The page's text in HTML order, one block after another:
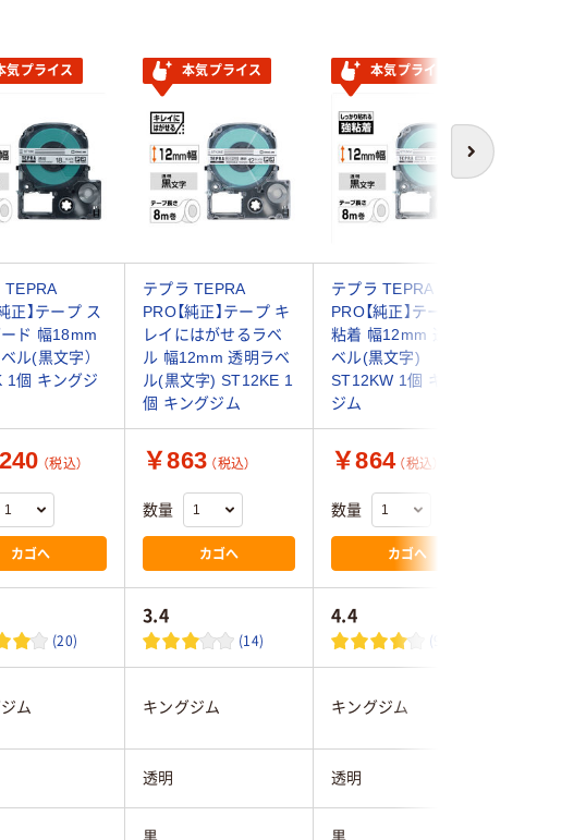
次へ
気プライス 本気プライス 本気プライス
TEPRA
正】テープ ス
ド 幅18mm
ル(黒文字）
1個 キングジ
テプラ TEPRA
PRO【純正】テープ キ
レイにはがせるラベ
ル 幅12mm 透明ラベ
ル(黒文字) ST12KE 1
個 キングジム
テプラ TEPRA
PRO【純正】テープ 強
粘着 幅12mm 透明ラ
ベル(黒文字)
ST12KW 1個 キング
ジム
（税込）
カゴへ
￥863 （税込）
数量
カゴへ
￥864 （税込）
数量
カゴへ
(20)
3.4
(14)
4.4
(9)
ム キングジム キングジム
透明 透明